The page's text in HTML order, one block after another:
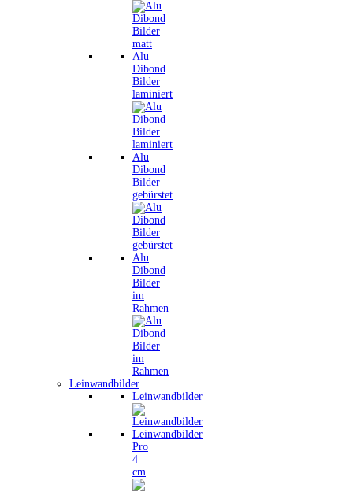
Alu
Dibond
Bilder
laminiert
Alu
Dibond
Bilder
gebürstet
Alu
Dibond
Bilder
im
Rahmen
Leinwandbilder
Leinwandbilder
Leinwandbilder
Pro
4
cm